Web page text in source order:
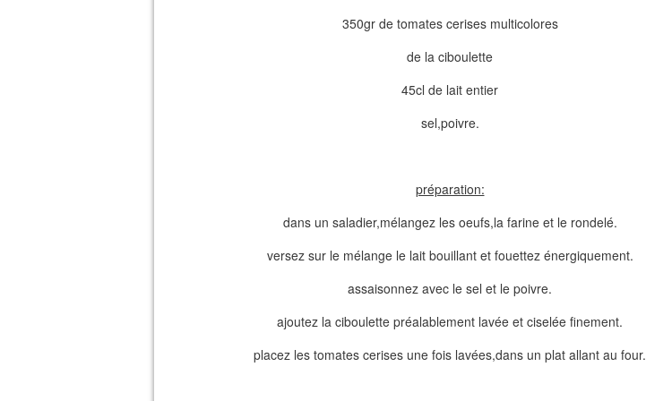
350gr de tomates cerises multicolores
de la ciboulette
45cl de lait entier
sel,poivre.
préparation:
dans un saladier,mélangez les oeufs,la farine et le rondelé.
versez sur le mélange le lait bouillant et fouettez énergiquement.
assaisonnez avec le sel et le poivre.
ajoutez la ciboulette préalablement lavée et ciselée finement.
placez les tomates cerises une fois lavées,dans un plat allant au four.